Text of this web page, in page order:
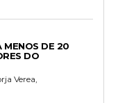
MENOS DE 20
DO
Verea,